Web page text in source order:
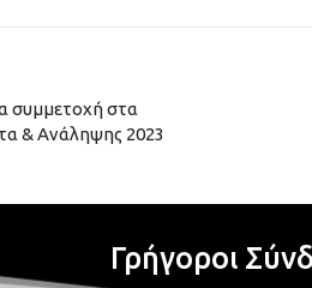
συμμετοχή στα
& Ανάληψης 2023
Γρήγοροι